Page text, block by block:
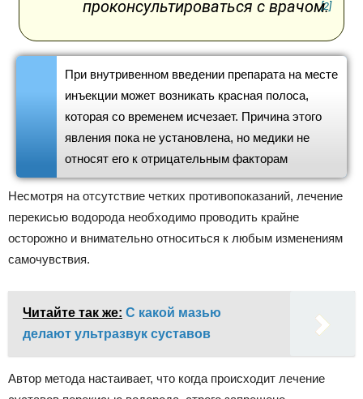
проконсультироваться с врачом.
[2]
При внутривенном введении препарата на месте
инъекции может возникать красная полоса,
которая со временем исчезает. Причина этого
явления пока не установлена, но медики не
относят его к отрицательным факторам
Несмотря на отсутствие четких противопоказаний, лечение
перекисью водорода необходимо проводить крайне
осторожно и внимательно относиться к любым изменениям
самочувствия.
Читайте так же: С какой мазью
делают ультразвук суставов
Автор метода настаивает, что когда происходит лечение